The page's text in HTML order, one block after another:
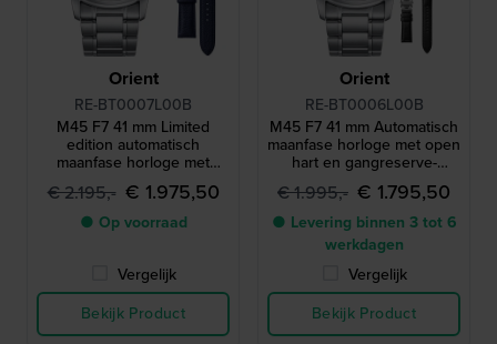
Orient
RE-BT0007L00B
M45 F7 41 mm Limited
edition automatisch
maanfase horloge met
gangreserve en extra leren
band
€ 2.195,- € 1.975,50
● Op voorraad
Vergelijk
Bekijk Product
Orient
RE-BT0006L00B
M45 F7 41 mm Automatisch
maanfase horloge met open
hart en gangreserve-
indicator
€ 1.995,- € 1.795,50
● Levering binnen 3 tot 6
werkdagen
Vergelijk
Bekijk Product